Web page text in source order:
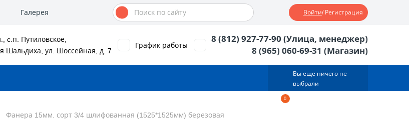
Галерея Войти/ Регистрация
c.п. Путиловское,
Шальдиха, ул. Шоссейная, д. 7
График работы
8 (812) 927-77-90 (Улица, менеджер)
8 (965) 060-69-31 (Магазин)
Вы еще ничего не
выбрали
0
Фанера 15мм. сорт 3/4 шлифованная (1525*1525мм) березовая